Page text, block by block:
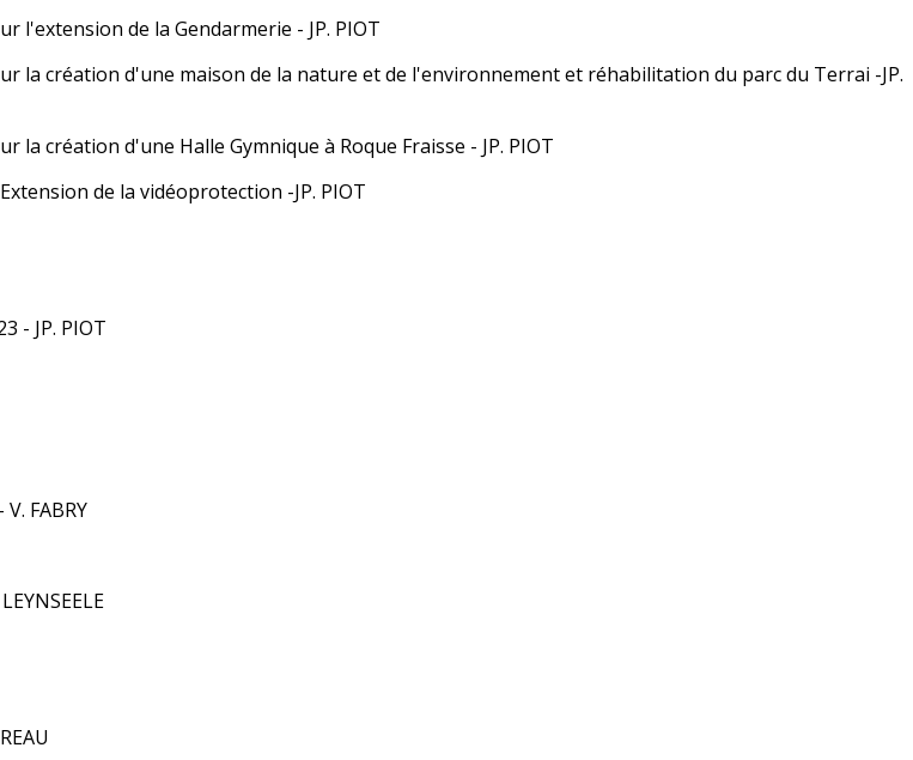
l'extension de la Gendarmerie - JP. PIOT
la création d'une maison de la nature et de l'environnement et réhabilitation du parc du Terrai -JP.
création d'une Halle Gymnique à Roque Fraisse - JP. PIOT
de la vidéoprotection -JP. PIOT
- JP. PIOT
FABRY